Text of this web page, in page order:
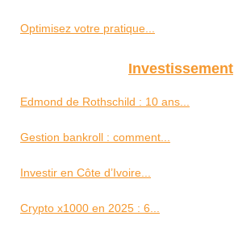
Optimisez votre pratique...
Investissement
Edmond de Rothschild : 10 ans...
Gestion bankroll : comment...
Investir en Côte d’Ivoire...
Crypto x1000 en 2025 : 6...